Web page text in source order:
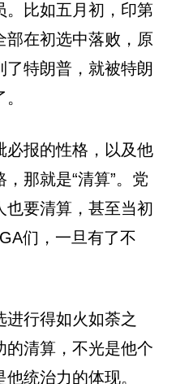
。比如五月初，印第
部在初选中落败，原
了特朗普，就被特朗
必报的性格，以及他
那就是“清算”。党
也要清算，甚至当初
们，一旦有了不
进行得如火如荼之
的清算，不光是他个
统治力的体现。